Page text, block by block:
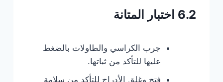
6.2 اختبار المتانة
جرب الكراسي والطاولات بالضغط
عليها للتأكد من ثباتها.
فتح وغلق الأدراج للتأكد من سلامة